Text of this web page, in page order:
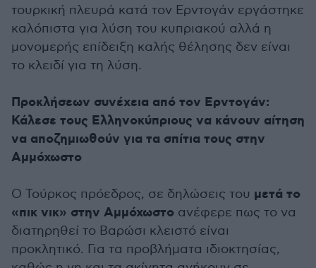
τουρκική πλευρά κατά τον Ερντογάν εργάστηκε
καλόπιστα για λύση του κυπριακού αλλά η
μονομερής επίδειξη καλής θέλησης δεν είναι
το κλειδί για τη λύση.
Προκλήσεων συνέχεια από τον Ερντογάν:
Κάλεσε τους Ελληνοκύπριους να κάνουν αίτηση
να αποζημιωθούν για τα σπίτια τους στην
Αμμόχωστο
Ο Τούρκος πρόεδρος, σε δηλώσεις του μετά το
«πικ νικ» στην Αμμόχωστο ανέφερε πως το να
διατηρηθεί το Βαρώσι κλειστό είναι
προκλητικό. Για τα προβλήματα ιδιοκτησίας,